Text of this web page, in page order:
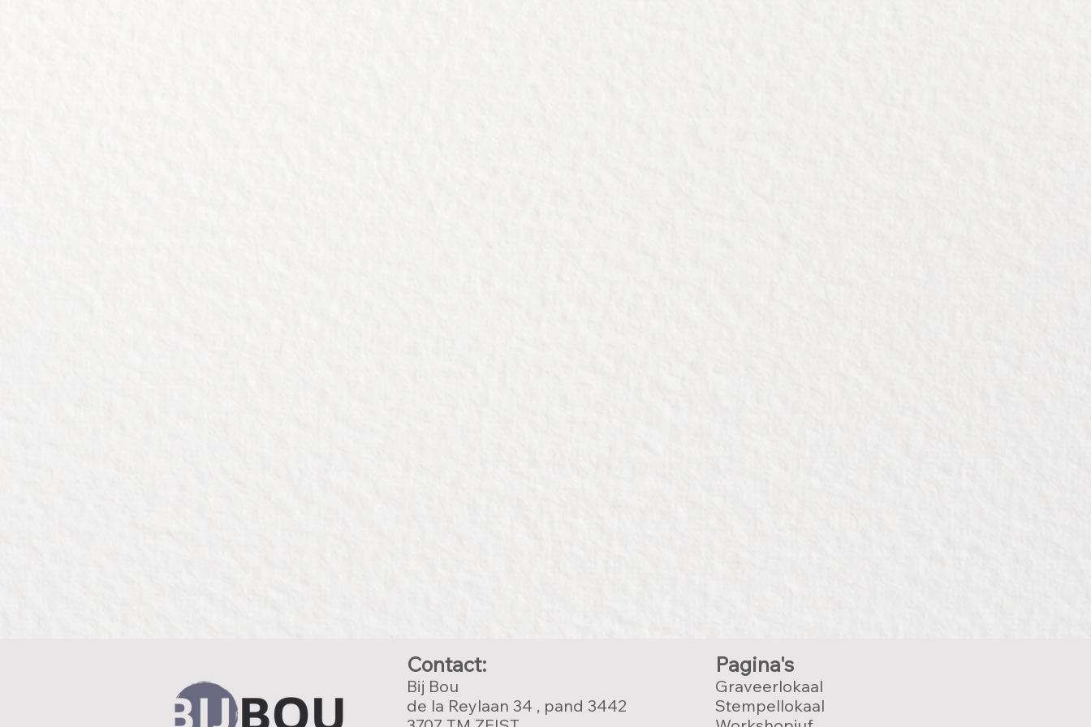
Contact:
Bij Bou
de la Reylaan 34 , pand 3442
Pagina's
Graveerlokaal
Stempellokaal